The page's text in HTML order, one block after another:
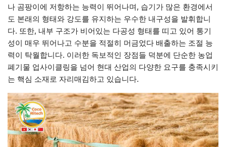
나 곰팡이에 저항하는 능력이 뛰어나며, 습기가 많은 환경에서
도 본래의 형태와 강도를 유지하는 우수한 내구성을 발휘합니
다. 또한, 내부 구조가 비어있는 다공성 형태를 띠고 있어 통기
성이 매우 뛰어나고 수분을 적절히 머금었다 배출하는 조절 능
력이 탁월합니다. 이러한 독보적인 장점들 덕분에 단순한 농업
폐기물 업사이클링을 넘어 현대 산업의 다양한 요구를 충족시키
는 핵심 소재로 자리매김하고 있습니다.